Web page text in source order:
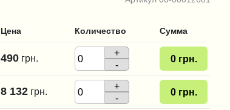
Цена Количество Сумма
490 грн.
+
-
0 грн.
8 132 грн.
+
-
0 грн.